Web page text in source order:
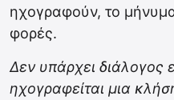
ηχογραφούν, το
φορές.
Δεν υπάρχει διάλογος
ηχογραφείται μια